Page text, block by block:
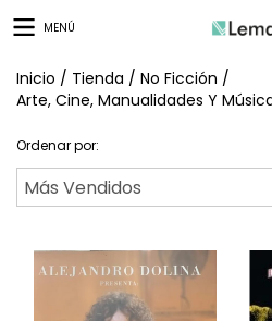
MENÚ
Inicio / Tienda / No Ficción /
Arte, Cine, Manualidades Y
Ordenar por: